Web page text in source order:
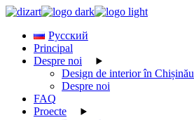
Skip
content
Русский
Principal
Despre noi
Design de interior în
Despre noi
FAQ
Proecte